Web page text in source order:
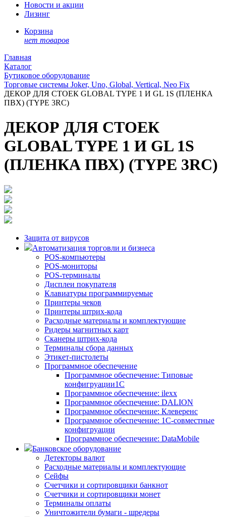
Новости и акции
Лизинг
Корзина
нет товаров
Главная
Каталог
Бутиковое оборудование
Торговые системы Joker, Uno, Global, Vertical, Neo Fix
ДЕКОР ДЛЯ СТОЕК GLOBAL TYPE 1 И GL 1S (ПЛЕНКА
ПВХ) (TYPE 3RC)
ДЕКОР ДЛЯ СТОЕК
GLOBAL TYPE 1 И GL 1S
(ПЛЕНКА ПВХ) (TYPE 3RC)
Защита от вирусов
Автоматизация торговли и бизнеса
POS-компьютеры
POS-мониторы
POS-терминалы
Дисплеи покупателя
Клавиатуры программируемые
Принтеры чеков
Принтеры штрих-кода
Расходные материалы и комплектующие
Ридеры магнитных карт
Сканеры штрих-кода
Терминалы сбора данных
Этикет-пистолеты
Программное обеспечение
Программное обеспечение: Типовые
конфигруации1С
Программное обеспечение: ilexx
Программное обеспечение: DALION
Программное обеспечение: Клеверенс
Программное обеспечение: 1С-совместные
конфигруации
Программное обеспечение: DataMobile
Банковское оборудование
Детекторы валют
Расходные материалы и комплектующие
Сейфы
Счетчики и сортировщики банкнот
Счетчики и сортировщики монет
Терминалы оплаты
Уничтожители бумаги - шредеры